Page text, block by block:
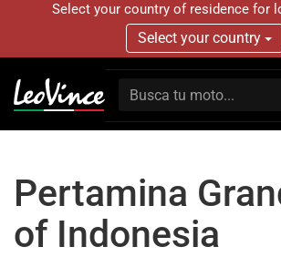
Select your country of residence for
Select your country
Pertamina
of Indonesia